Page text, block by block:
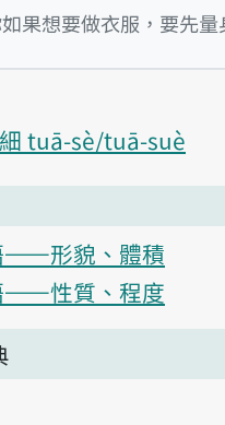
播放例句Lí nā beh
果想要做衣服，要先
的
tuā-sè/tuā-suè
——形貌、體積
——性質、程度